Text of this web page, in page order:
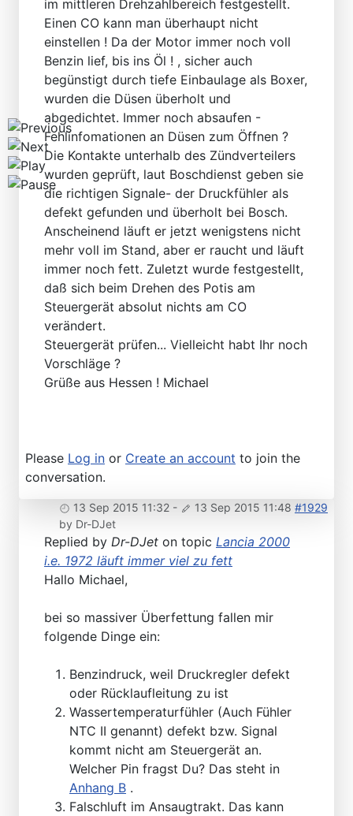
im mittleren Drehzahlbereich festgestellt.
Einen CO kann man überhaupt nicht
einstellen ! Da der Motor immer noch voll
Benzin lief, bis ins Öl ! , sicher auch
begünstigt durch tiefe Einbaulage als Boxer,
wurden die Düsen überholt und
abgedichtet. Immer noch absaufen -
Fehlinfomationen an Düsen zum Öffnen ?
Die Kontakte unterhalb des Zündverteilers
wurden geprüft, laut Boschdienst geben sie
die richtigen Signale- der Druckfühler als
defekt gefunden und überholt bei Bosch.
Anscheinend läuft er jetzt wenigstens nicht
mehr voll im Stand, aber er raucht und läuft
immer noch fett. Zuletzt wurde festgestellt,
daß sich beim Drehen des Potis am
Steuergerät absolut nichts am CO
verändert.
Steuergerät prüfen... Vielleicht habt Ihr noch
Vorschläge ?
Grüße aus Hessen ! Michael
Please Log in or Create an account to join the
conversation.
13 Sep 2015 11:32 - 13 Sep 2015 11:48 #1929
by Dr-DJet
Replied by Dr-DJet on topic Lancia 2000
i.e. 1972 läuft immer viel zu fett
Hallo Michael,
bei so massiver Überfettung fallen mir
folgende Dinge ein:
Benzindruck, weil Druckregler defekt
oder Rücklaufleitung zu ist
Wassertemperaturfühler (Auch Fühler
NTC II genannt) defekt bzw. Signal
kommt nicht am Steuergerät an.
Welcher Pin fragst Du? Das steht in
Anhang B .
Falschluft im Ansaugtrakt. Das kann